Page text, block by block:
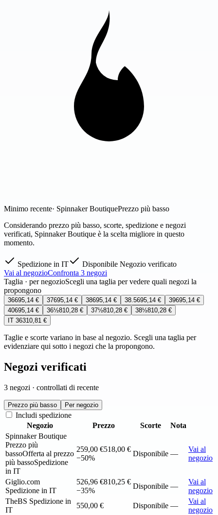
Minimo recente· Spinnaker BoutiquePrezzo più basso
Considerando prezzo più basso, scorte, spedizione e negozi
verificati, Spinnaker Boutique è la scelta migliore in questo
momento.
Spedizione in IT Disponibile Negozio verificato
Vai al negozioConfronta 3 negozi
Taglia · per negozioScegli una taglia per vedere quali negozi la
propongono
36695,14 € 37695,14 € 38695,14 € 38.5695,14 € 39695,14 €
40695,14 € 36½810,28 € 37½810,28 € 38½810,28 €
IT 36310,81 €
Taglie e scorte variano in base al negozio. Scegli una taglia per
evidenziare qui sotto i negozi che la propongono.
Negozi verificati
3 negozi · controllati di recente
Prezzo più basso Per negozio
Includi spedizione
Negozio
Prezzo Scorte
Nota
Spinnaker Boutique
Prezzo più
bassoOfferta al prezzo
più bassoSpedizione
in IT
259,00 €518,00 €
−50%
Disponibile —
Vai al
negozio
Giglio.com
Spedizione in IT
526,96 €810,25 €
−35%
Disponibile —
Vai al
negozio
TheBS Spedizione in
IT
550,00 € Disponibile —
Vai al
negozio